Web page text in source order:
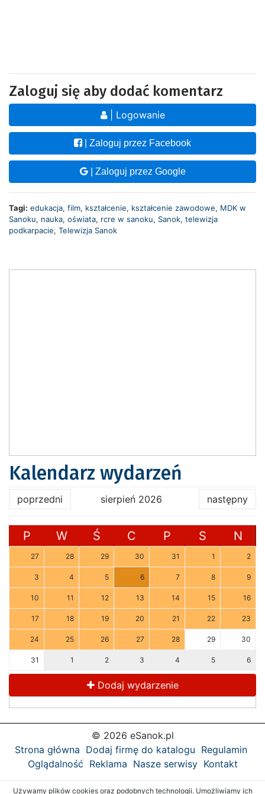
Zaloguj się aby dodać komentarz
| Logowanie
| Zaloguj przez Facebook
| Zaloguj przez Google
Tagi: edukacja, film, kształcenie, kształcenie zawodowe, MDK w
Sanoku, nauka, oświata, rcre w sanoku, Sanok, telewizja
podkarpacie, Telewizja Sanok
Kalendarz wydarzeń
poprzedni sierpień 2026 następny
P W Ś C P S N
27 28 29 30 31 1 2
3 4 5 6 7 8 9
10 11 12 13 14 15 16
17 18 19 20 21 22 23
24 25 26 27 28 29 30
31 1 2 3 4 5 6
Dodaj wydarzenie
© 2026 eSanok.pl
Strona główna Dodaj firmę do katalogu Regulamin
Oglądalność Reklama Nasze serwisy Kontakt
Używamy plików cookies oraz podobnych technologii. Umożliwiamy ich